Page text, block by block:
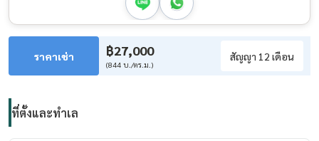
ราคาเช่า ฿27,000
(844 บ./ตร.ม.)
สัญญา 12 เดือน
ที่ตั้งและทำเล